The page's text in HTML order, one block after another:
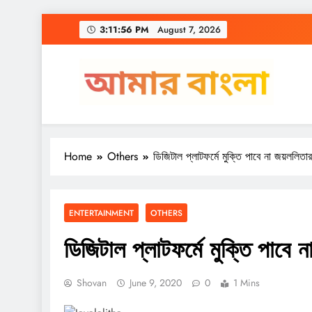
3:11:56 PM August 7, 2026
Amar Bangla
Home Others ডিজিটাল প্লাটফর্মে মুক্তি পাবে না
ENTERTAINMENT OTHERS
ডিজিটাল প্লাটফর্মে মুক্তি পাবে
Shovan June 9, 2020 0 1 Mins